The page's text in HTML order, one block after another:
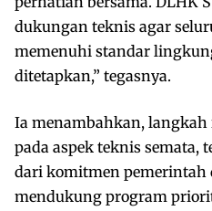
dukungan teknis agar
memenuhi standar
ditetapkan,” tegasnya.
Ia menambahkan,
pada aspek teknis semata,
dari komitmen pemerintah
mendukung program